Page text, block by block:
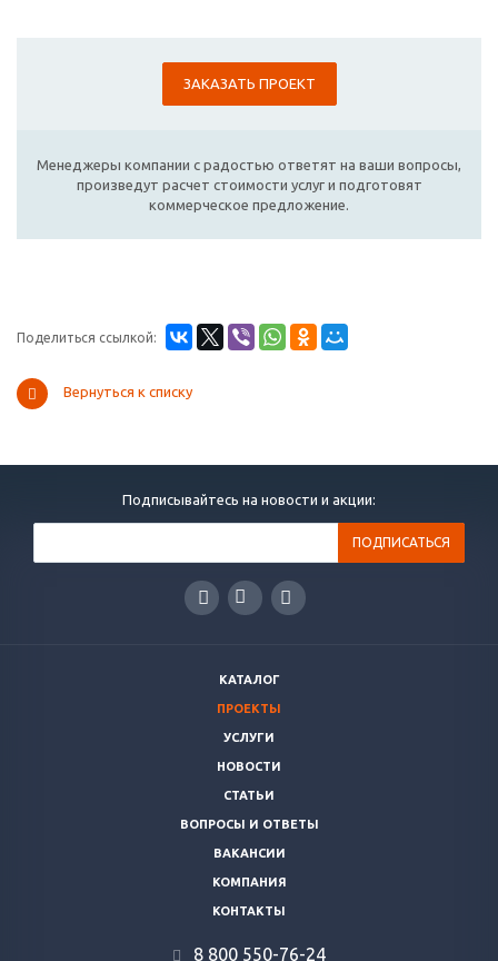
ЗАКАЗАТЬ ПРОЕКТ
Менеджеры компании с радостью ответят на ваши вопросы,
произведут расчет стоимости услуг и подготовят
коммерческое предложение.
Поделиться ссылкой:
Вернуться к списку
Подписывайтесь на новости и акции:
КАТАЛОГ
ПРОЕКТЫ
УСЛУГИ
НОВОСТИ
СТАТЬИ
ВОПРОСЫ И ОТВЕТЫ
ВАКАНСИИ
КОМПАНИЯ
КОНТАКТЫ
8 800 ‎550-76-24